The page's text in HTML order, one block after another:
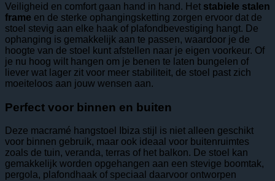
Veiligheid en comfort gaan hand in hand. Het stabiele stalen
frame en de sterke ophangingsketting zorgen ervoor dat de
stoel stevig aan elke haak of plafondbevestiging hangt. De
ophanging is gemakkelijk aan te passen, waardoor je de
hoogte van de stoel kunt afstellen naar je eigen voorkeur. Of
je nu hoog wilt hangen om je benen te laten bungelen of
liever wat lager zit voor meer stabiliteit, de stoel past zich
moeiteloos aan jouw wensen aan.
Perfect voor binnen en buiten
Deze macramé hangstoel Ibiza stijl is niet alleen geschikt
voor binnen gebruik, maar ook ideaal voor buitenruimtes
zoals de tuin, veranda, terras of het balkon. De stoel kan
gemakkelijk worden opgehangen aan een stevige boomtak,
pergola, plafondhaak of speciaal daarvoor ontworpen